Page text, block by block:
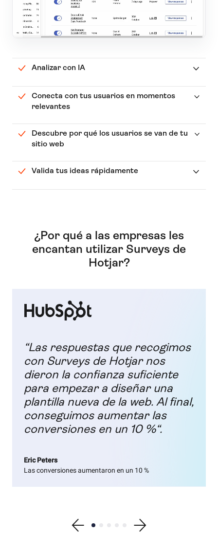
Analizar con IA
Conecta con tus usuarios en momentos
relevantes
Descubre por qué los usuarios se van de tu
sitio web
Valida tus ideas rápidamente
¿Por qué a las empresas les
encantan utilizar Surveys de
Hotjar?
“Las respuestas que recogimos
con Surveys de Hotjar nos
dieron la confianza suficiente
para empezar a diseñar una
plantilla nueva de la web. Al final,
conseguimos aumentar las
conversiones en un 10 %“.
Eric Peters
Las conversiones aumentaron en un 10 %
Show previous testimonial
Show testimonial 1
Show testimonial 2
Show testimonial 3
Show testimonial 4
Show testimonial 5
Show next testimonial